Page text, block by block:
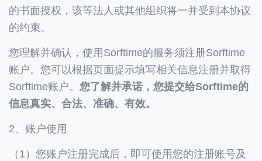
的书面授权，该等法人或其他组织将一并受到本协议
的约束。
您理解并确认，使用Sorftime的服务须注册Sorftime
账户。您可以根据页面提示填写相关信息注册并取得
Sorftime账户。 您了解并承诺，您提交给Sorftime的
信息真实、合法、准确、有效。
2、账户使用
（1）您账户注册完成后，即可使用您的注册账号及